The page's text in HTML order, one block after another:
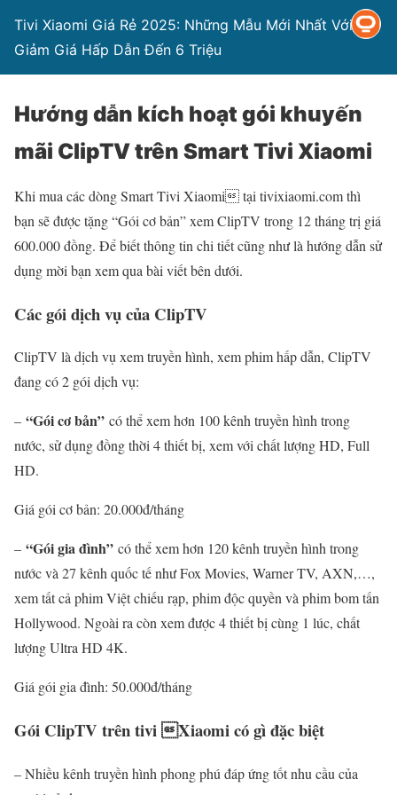
Tivi Xiaomi Giá Rẻ 2025: Những Mẫu Mới Nhất Với
Giảm Giá Hấp Dẫn Đến 6 Triệu
Hướng dẫn kích hoạt gói khuyến
mãi ClipTV trên Smart Tivi Xiaomi
Khi mua các dòng Smart Tivi Xiaomi tại tivixiaomi.com thì
bạn sẽ được tặng “Gói cơ bản” xem ClipTV trong 12 tháng trị giá
600.000 đồng. Để biết thông tin chi tiết cũng như là hướng dẫn sử
dụng mời bạn xem qua bài viết bên dưới.
Các gói dịch vụ của ClipTV
ClipTV là dịch vụ xem truyền hình, xem phim hấp dẫn, ClipTV
đang có 2 gói dịch vụ:
– “Gói cơ bản” có thể xem hơn 100 kênh truyền hình trong
nước, sử dụng đồng thời 4 thiết bị, xem với chất lượng HD, Full
HD.
Giá gói cơ bản: 20.000đ/tháng
– “Gói gia đình” có thể xem hơn 120 kênh truyền hình trong
nước và 27 kênh quốc tế như Fox Movies, Warner TV, AXN,…,
xem tất cả phim Việt chiếu rạp, phim độc quyền và phim bom tấn
Hollywood. Ngoài ra còn xem được 4 thiết bị cùng 1 lúc, chất
lượng Ultra HD 4K.
Giá gói gia đình: 50.000đ/tháng
Gói ClipTV trên tivi Xiaomi có gì đặc biệt
– Nhiều kênh truyền hình phong phú đáp ứng tốt nhu cầu của